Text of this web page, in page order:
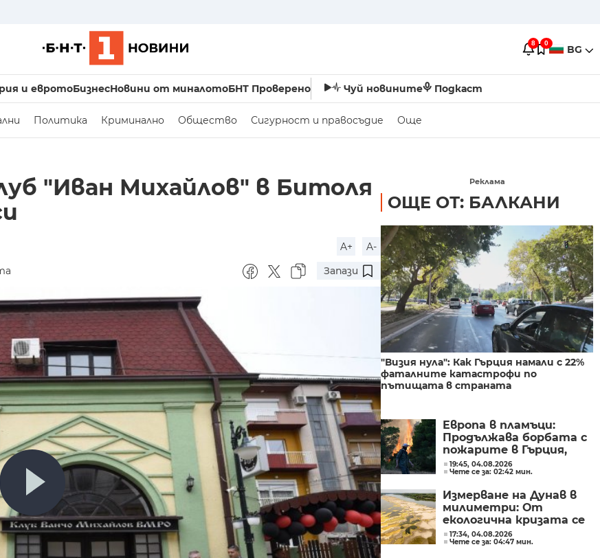
8 0 BG
и евротоБизнесНовини от миналотоБНТ Проверено Чуй новините Подкаст
Политика Криминално Общество Сигурност и правосъдие Още
"Иван Михайлов" в Битоля
A+
A-
Запази
Реклама
ОЩЕ ОТ: БАЛКАНИ
"Визия нула": Как Гърция намали с 22%
фаталните катастрофи по
пътищата в страната
Европа в пламъци:
Продължава борбата с
пожарите в Гърция,
Испания и Нидерландия
19:45, 04.08.2026
Чете се за: 02:42 мин.
Измерване на Дунав в
милиметри: От
екологична кризата се
превръща в
икономическа
17:34, 04.08.2026
Чете се за: 04:47 мин.